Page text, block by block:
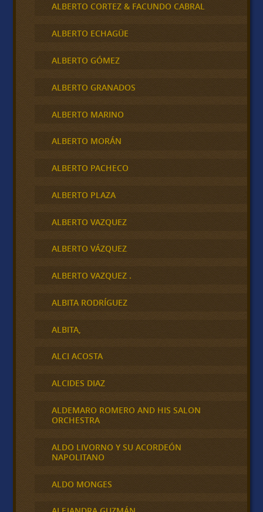
ALBERTO CORTEZ & FACUNDO CABRAL
ALBERTO ECHAGÜE
ALBERTO GÓMEZ
ALBERTO GRANADOS
ALBERTO MARINO
ALBERTO MORÁN
ALBERTO PACHECO
ALBERTO PLAZA
ALBERTO VAZQUEZ
ALBERTO VÁZQUEZ
ALBERTO VAZQUEZ .
ALBITA RODRÍGUEZ
ALBITA,
ALCI ACOSTA
ALCIDES DIAZ
ALDEMARO ROMERO AND HIS SALON
ORCHESTRA
ALDO LIVORNO Y SU ACORDEÓN
NAPOLITANO
ALDO MONGES